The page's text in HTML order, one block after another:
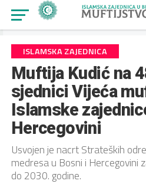
ISLAMSKA ZAJEDNICA
Muftija Kudić na
sjednici Vijeća
Islamske
Hercegovini
Usvojen je nacrt Strateških
medresa u Bosni i Hercegovini
do 2030. godine.